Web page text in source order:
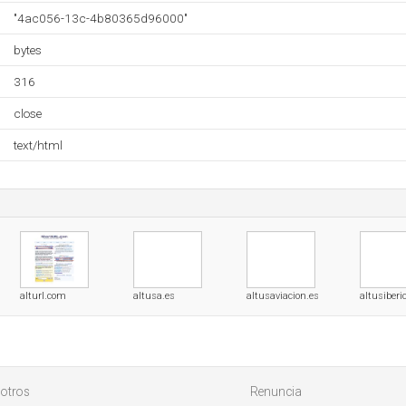
"4ac056-13c-4b80365d96000"
bytes
316
close
text/html
alturl.com altusa.es altusaviacion.es
Renuncia